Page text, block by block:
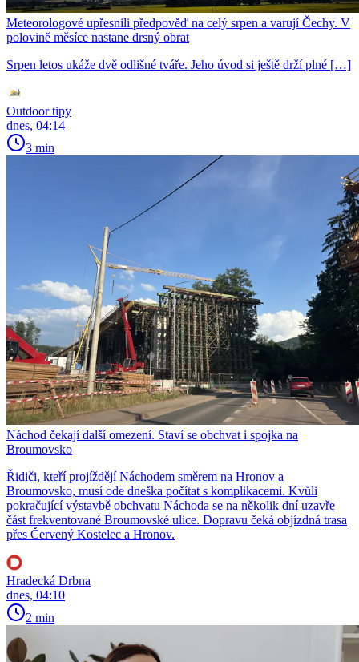
Meteorologové upřesnili předpověď na celý srpen a varují Čechy. V
polovině měsíce nastane drsný obrat
Srpen letos ukáže dvě odlišné tváře. Jeho úvod si ještě drží plné […]
Outdoor tipy
dnes, 04:14
3 min
Náchod čekají další omezení. Staví se obchvat i spojka na
Broumovsko
Řidiči, kteří projíždějí Náchodem směrem na Hronov a
Broumovsko, musí ode dneška počítat s komplikacemi. Kvůli
pokračující výstavbě obchvatu Náchoda se na několik dní uzavře
část frekventované Broumovské ulice. Dopravu čeká objízdná trasa
přes Červený Kostelec a Hronov.
Hradecká Drbna
dnes, 04:10
2 min